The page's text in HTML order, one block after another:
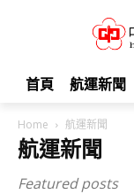
首頁 航運新聞
Home 航運新聞
航運新聞
Featured posts